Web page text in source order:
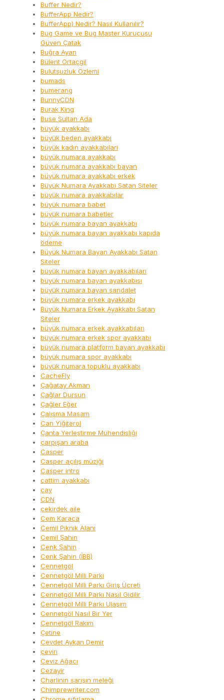
Buffer Nedir?
BufferApp Nedir?
BufferApp) Nedir? Nasıl Kullanılır?
Bug Game ve Bug Master Kurucusu
Güven Çatak
Buğra Ayan
Bülent Ortaçgil
Bulutsuzluk Özlemi
bumads
bumerang
BunnyCDN
Burak King
Buse Sultan Ada
büyük ayakkabı
büyük beden ayakkabı
büyük kadın ayakkabıları
büyük numara ayakkabı
büyük numara ayakkabı bayan
büyük numara ayakkabı erkek
Büyük Numara Ayakkabı Satan Siteler
büyük numara ayakkabılar
büyük numara babet
büyük numara babetler
büyük numara bayan ayakkabı
büyük numara bayan ayakkabı kapıda
ödeme
Büyük Numara Bayan Ayakkabı Satan
Siteler
büyük numara bayan ayakkabıları
büyük numara bayan ayakkabısı
büyük numara bayan sandalet
büyük numara erkek ayakkabı
Büyük Numara Erkek Ayakkabı Satan
Siteler
büyük numara erkek ayakkabıları
büyük numara erkek spor ayakkabı
büyük numara platform bayan ayakkabı
büyük numara spor ayakkabı
büyük numara topuklu ayakkabı
CacheFly
Çağatay Akman
Çağlar Dursun
Çağler Eğer
Çalışma Masam
Can Yiğiterol
Çanta Yerleştirme Mühendisliği
çarpışan araba
Casper
Casper açılış müziği
Casper intro
cattim ayakkabı
çay
CDN
çekirdek aile
Cem Karaca
Cemil Piknik Alanı
Cemil Şahin
Cenk Şahin
Cenk Şahin (İBB)
Cennetgöl
Cennetgöl Milli Parkı
Cennetgöl Milli Parkı Giriş Ücreti
Cennetgöl Milli Parkı Nasıl Gidilir
Cennetgöl Milli Parkı Ulaşım
Cennetgöl Nasıl Bir Yer
Cennetgöl Rakım
Çetine
Cevdet Aykan Demir
çeviri
Ceviz Ağacı
Cezayir
Charlinin sarışın meleği
Chimprewriter.com